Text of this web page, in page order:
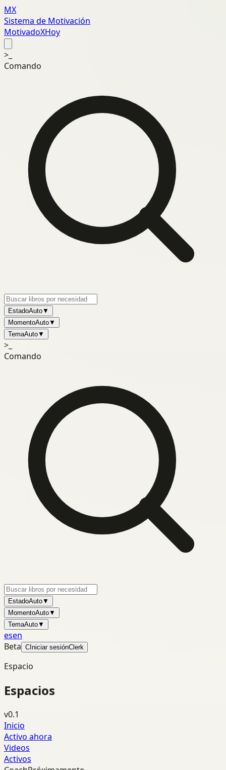
MX
Sistema de Motivación
MotivadoXHoy
>_
Comando
EstadoAuto▼
MomentoAuto▼
TemaAuto▼
>_
Comando
EstadoAuto▼
MomentoAuto▼
TemaAuto▼
esen
Beta C Iniciar sesiónClerk
Espacio
Espacios
v0.1
Inicio
Activo ahora
Videos
Activos